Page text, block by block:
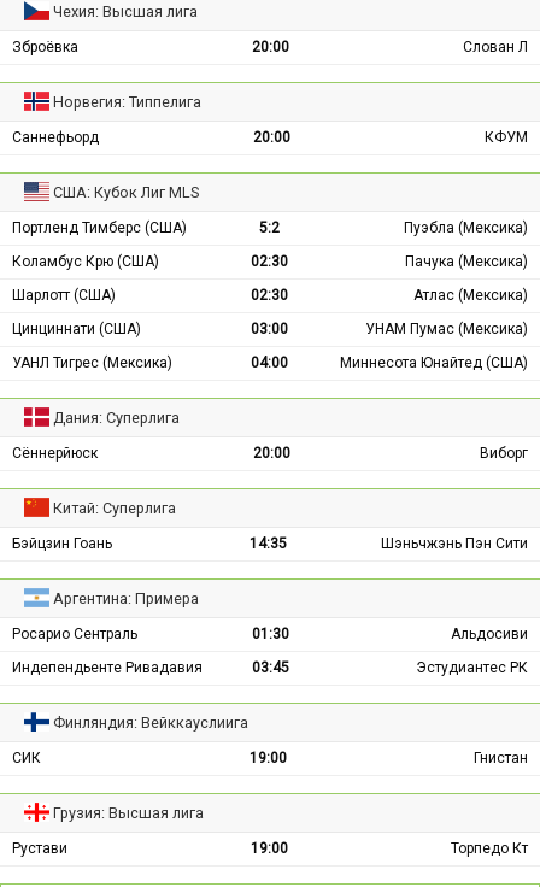
Чехия: Высшая лига
Зброёвка 20:00 Слован Л
Норвегия: Типпелига
Саннефьорд 20:00 КФУМ
США: Кубок Лиг MLS
Портленд Тимберс (США) 5:2
Пуэбла (Мексика)
Коламбус Крю (США)
02:30
Пачука (Мексика)
Шарлотт (США)
02:30
Атлас (Мексика)
Цинциннати (США)
03:00
УНАМ Пумас (Мексика)
УАНЛ Тигрес (Мексика)
04:00 Миннесота Юнайтед (США)
Дания: Суперлига
Сённерйюск 20:00 Виборг
Китай: Суперлига
Бэйцзин Гоань 14:35 Шэньчжэнь Пэн Сити
Аргентина: Примера
Росарио Сентраль 01:30
Альдосиви
Индепендьенте Ривадавия
03:45 Эстудиантес РК
Финляндия: Вейккауслиига
СИК 19:00 Гнистан
Грузия: Высшая лига
Рустави 19:00 Торпедо Кт